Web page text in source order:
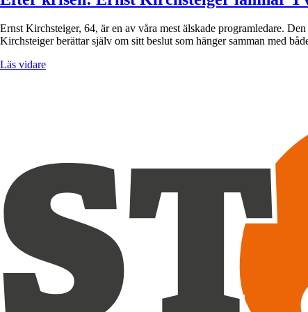
Ernst Kirchsteiger, 64, är en av våra mest älskade programledare.
Kirchsteiger berättar själv om sitt beslut som hänger samman med
Läs vidare